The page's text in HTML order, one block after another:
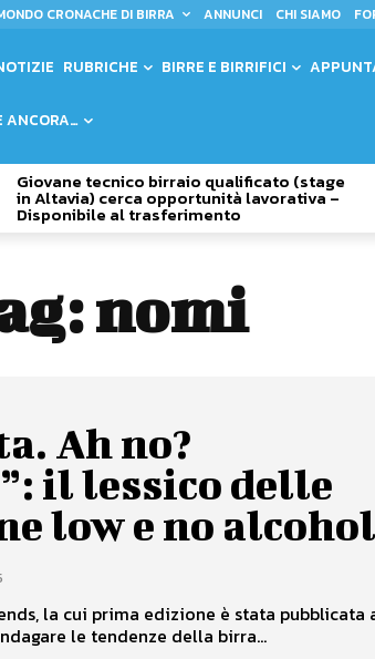
CRONACHE DI BIRRA ANNUNCI CHI SIAMO
RUBRICHE BIRRE E BIRRIFICI
ANCORA…
Giovane tecnico birraio qualificato (stage
in Altavia) cerca opportunità lavorativa –
Disponibile al trasferimento
nomi
Ah no?
il lessico delle
low e no alcohol
la cui prima edizione è stata pubblicata
le tendenze della birra...